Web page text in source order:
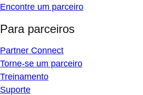
Encontre um parceiro
Para parceiros
Partner Connect
Torne-se um parceiro
Treinamento
Suporte